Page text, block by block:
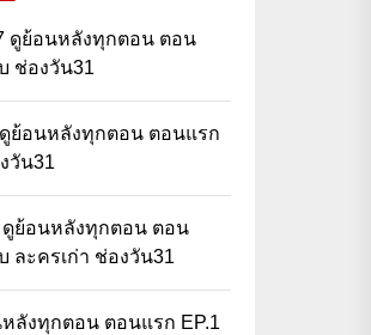
ดูย้อนหลังทุกตอน ตอน
ช่องวัน31
ย้อนหลังทุกตอน ตอนแรก
วัน31
ดูย้อนหลังทุกตอน ตอน
ละครเก่า ช่องวัน31
ลังทุกตอน ตอนแรก EP.1